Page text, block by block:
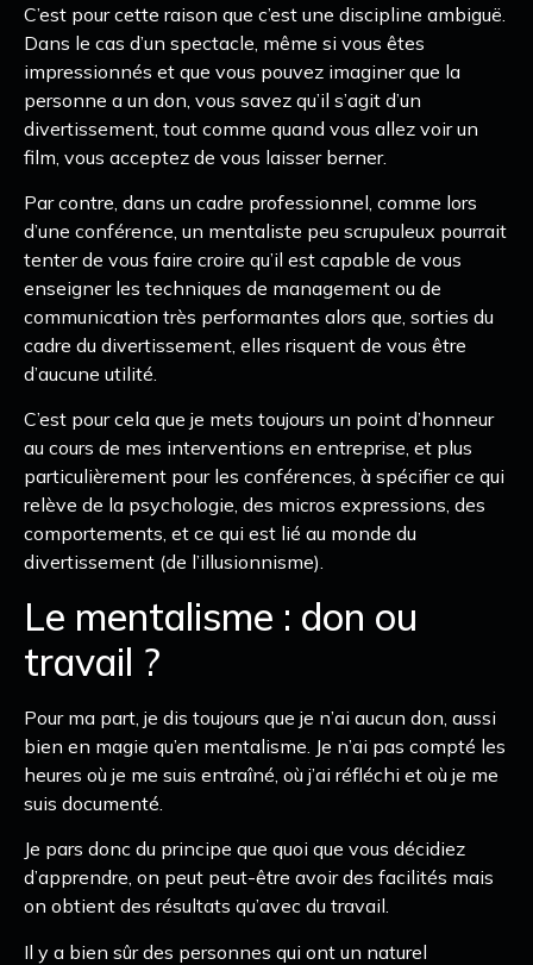
C’est pour cette raison que c’est une discipline ambiguë.
Dans le cas d’un spectacle, même si vous êtes
impressionnés et que vous pouvez imaginer que la
personne a un don, vous savez qu’il s’agit d’un
divertissement, tout comme quand vous allez voir un
film, vous acceptez de vous laisser berner.
Par contre, dans un cadre professionnel, comme lors
d’une conférence, un mentaliste peu scrupuleux pourrait
tenter de vous faire croire qu’il est capable de vous
enseigner les techniques de management ou de
communication très performantes alors que, sorties du
cadre du divertissement, elles risquent de vous être
d’aucune utilité.
C’est pour cela que je mets toujours un point d’honneur
au cours de mes interventions en entreprise, et plus
particulièrement pour les conférences, à spécifier ce qui
relève de la psychologie, des micros expressions, des
comportements, et ce qui est lié au monde du
divertissement (de l’illusionnisme).
Le mentalisme : don ou
travail ?
Pour ma part, je dis toujours que je n’ai aucun don, aussi
bien en magie qu’en mentalisme. Je n’ai pas compté les
heures où je me suis entraîné, où j’ai réfléchi et où je me
suis documenté.
Je pars donc du principe que quoi que vous décidiez
d’apprendre, on peut peut-être avoir des facilités mais
on obtient des résultats qu’avec du travail.
Il y a bien sûr des personnes qui ont un naturel